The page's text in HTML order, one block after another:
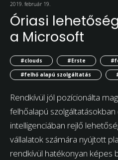
2019. február 19.
Óriasi
a Microsoft
#clouds #Erste
#felhő alapú szolgáltatás
Rendkívül jól pozícionálta
felhőalapú
intelligenciában rejlő
vállalatok számára nyújtott
rendkívül hatékonyan képes